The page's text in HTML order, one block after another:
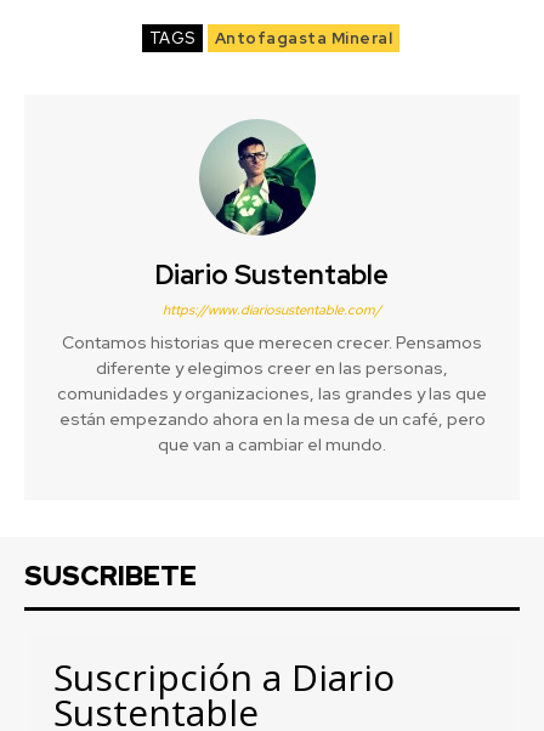
TAGS Antofagasta Mineral
Diario Sustentable
https://www.diariosustentable.com/
Contamos historias que merecen crecer. Pensamos
diferente y elegimos creer en las personas,
comunidades y organizaciones, las grandes y las que
están empezando ahora en la mesa de un café, pero
que van a cambiar el mundo.
SUSCRIBETE
Suscripción a Diario
Sustentable